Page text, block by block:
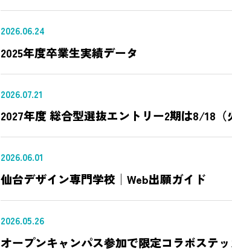
2026.06.24
2025年度卒業生実績データ
2026.07.21
2027年度 総合型選抜エントリー2期は8/18（
2026.06.01
仙台デザイン専門学校│Web出願ガイド
2026.05.26
オープンキャンパス参加で限定コラボステ